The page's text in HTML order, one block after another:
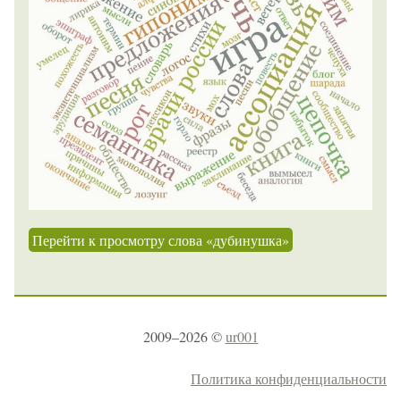
Перейти к просмотру слова «дубинушка»
2009–2026 ©ur001
Политика конфиденциальности